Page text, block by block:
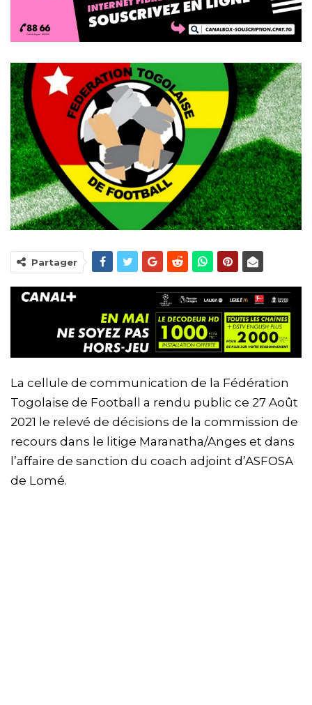
Partager
La cellule de communication de la Fédération
Togolaise de Football a rendu public ce 27 Août
2021 le relevé de décisions de la commission de
recours dans le litige Maranatha/Anges et dans
l’affaire de sanction du coach adjoint d’ASFOSA
de Lomé.